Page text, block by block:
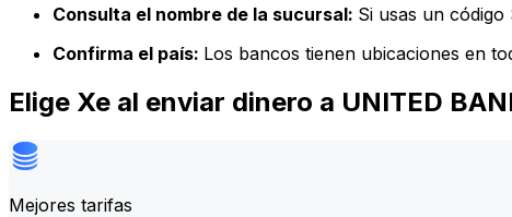
Consulta el nombre de la sucursal: Si usas un
Confirma el país: Los bancos tienen ubicaciones en
Elige Xe al enviar dinero a UNITED
Mejores tarifas